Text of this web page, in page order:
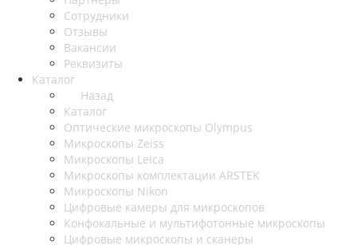
Сотрудники
Отзывы
Вакансии
Реквизиты
Каталог
Назад
Каталог
Оптические микроскопы Olympus
Микроскопы Zeiss
Микроскопы Leica
Микроскопы комплектации ARSTEK
Микроскопы Nikon
Цифровые камеры для микроскопов
Конфокальные и мультифотонные микроскопы
Цифровые микроскопы и сканеры